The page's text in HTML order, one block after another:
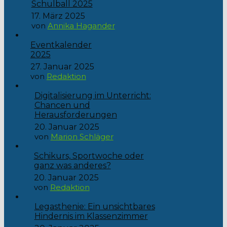
Schulball 2025
17. März 2025
von Annika Hagander
Eventkalender
2025
27. Januar 2025
von Redaktion
Digitalisierung im Unterricht:
Chancen und
Herausforderungen
20. Januar 2025
von Marion Schläger
Schikurs, Sportwoche oder
ganz was anderes?
20. Januar 2025
von Redaktion
Legasthenie: Ein unsichtbares
Hindernis im Klassenzimmer